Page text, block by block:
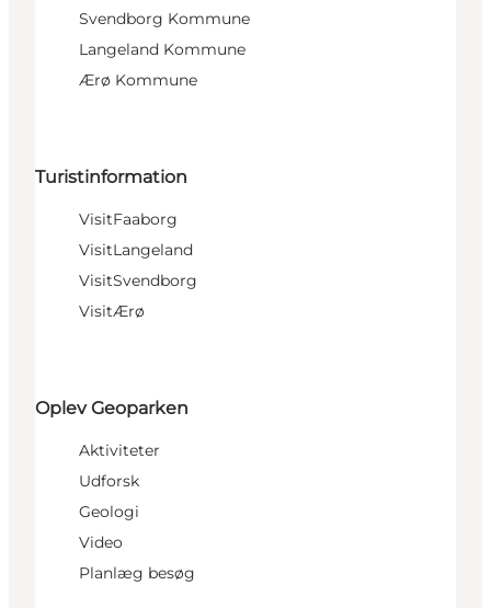
Svendborg Kommune
Langeland Kommune
Ærø Kommune
Turistinformation
VisitFaaborg
VisitLangeland
VisitSvendborg
VisitÆrø
Oplev Geoparken
Aktiviteter
Udforsk
Geologi
Video
Planlæg besøg